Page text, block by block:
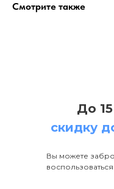
Смотрите также
До
скидку
Вы можете
обустройства загородной